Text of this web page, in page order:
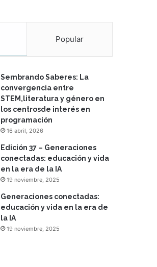
Popular
Sembrando Saberes: La
convergencia entre
STEM,literatura y género en
los centrosde interés en
programación
16 abril, 2026
Edición 37 – Generaciones
conectadas: educación y vida
en la era de la IA
19 noviembre, 2025
Generaciones conectadas:
educación y vida en la era de
la IA
19 noviembre, 2025